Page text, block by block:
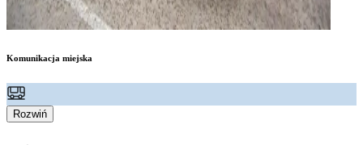
Komunikacja miejska
Rozwiń